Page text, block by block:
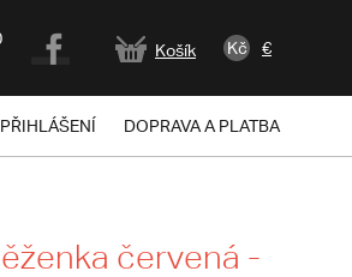
Košík Kč €
PŘIHLÁŠENÍ DOPRAVA A PLATBA
červená -